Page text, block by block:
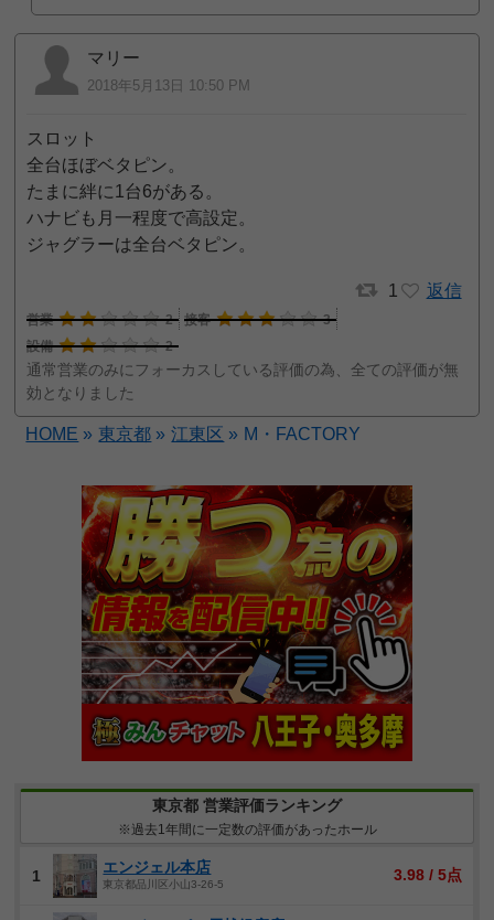
マリー
2018年5月13日 10:50 PM
スロット
全台ほぼベタピン。
たまに絆に1台6がある。
ハナビも月一程度で高設定。
ジャグラーは全台ベタピン。
1 返信
営業 2 接客
3
設備
2
通常営業のみにフォーカスしている評価の為、全ての評価が無
効となりました
HOME » 東京都 » 江東区 » M・FACTORY
東京都 営業評価ランキング
※過去1年間に一定数の評価があったホール
1 エンジェル本店
東京都品川区小山3-26-5
3.98 / 5点